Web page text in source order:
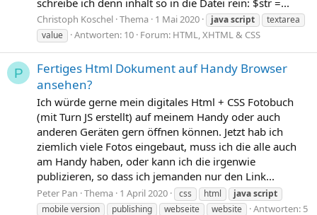
Christoph Koschel Thema 1 Mai 2020 javascript
textarea
value
Antworten: 10 Forum: HTML, XHTML & CSS
P
Fertiges Html Dokument auf Handy Browser
ansehen?
Ich würde gerne mein digitales Html + CSS Fotobuch
(mit Turn JS erstellt) auf meinem Handy oder auch
anderen Geräten gern öffnen können. Jetzt hab ich
ziemlich viele Fotos eingebaut, muss ich die alle auch
am Handy haben, oder kann ich die irgenwie
publizieren, so dass ich jemanden nur den Link...
Peter Pan Thema 1 April 2020 css html javascript
mobile version
publishing webseite website
Antworten: 5